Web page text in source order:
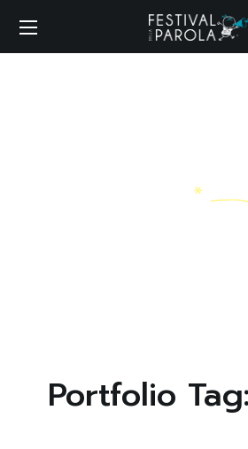
Portfolio Tag: